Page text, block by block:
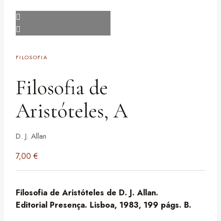
FILOSOFIA
Filosofia de
Aristóteles, A
D. J. Allan
7,00€
Filosofia de Aristóteles de D. J. Allan.
Editorial Presença. Lisboa, 1983, 199 págs. B.